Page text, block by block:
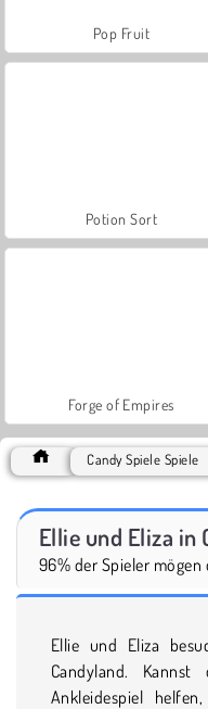
Pop Fruit
Potion Sort
Forge of Empires
Candy Spiele Spiele
Ellie und Eliza in
96% der Spieler mögen
Ellie und Eliza
Candyland.
Ankleidespiel